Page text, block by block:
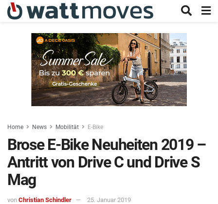
Home News Mobilität E-Bike
Brose E-Bike Neuheiten 2019 –
Antritt von Drive C und Drive S
Mag
von Christian Schindler 25. Januar 2019